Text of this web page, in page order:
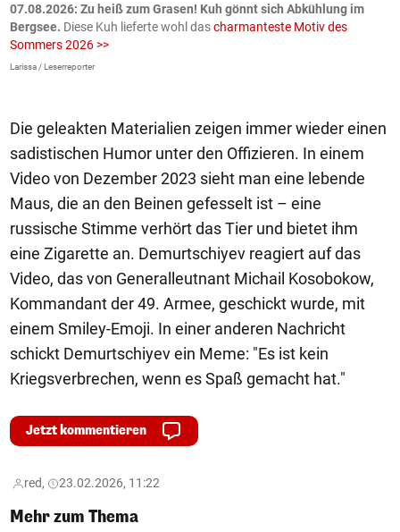
07.08.2026: Zu heiß zum Grasen! Kuh gönnt sich Abkühlung im
Bergsee. Diese Kuh lieferte wohl dascharmanteste Motiv des
Sommers 2026 >>
Larissa / Leserreporter
Die geleakten Materialien zeigen immer wieder einen
sadistischen Humor unter den Offizieren. In einem
Video von Dezember 2023 sieht man eine lebende
Maus, die an den Beinen gefesselt ist – eine
russische Stimme verhört das Tier und bietet ihm
eine Zigarette an. Demurtschiyev reagiert auf das
Video, das von Generalleutnant Michail Kosobokow,
Kommandant der 49. Armee, geschickt wurde, mit
einem Smiley-Emoji. In einer anderen Nachricht
schickt Demurtschiyev ein Meme: "Es ist kein
Kriegsverbrechen, wenn es Spaß gemacht hat."
Jetzt kommentieren
red, 23.02.2026, 11:22
Mehr zum Thema